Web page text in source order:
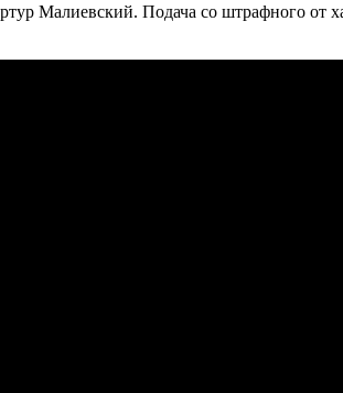
Малиевский. Подача со штрафного от